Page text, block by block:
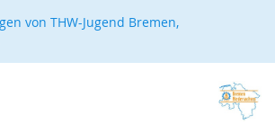
von THW-Jugend Bremen,